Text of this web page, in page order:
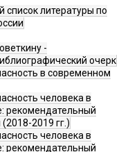
список литературы по
-
очерк
в современном
человека в
рекомендательный
2019 гг.)
человека в
рекомендательный